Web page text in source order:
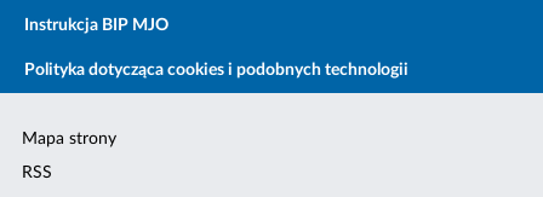
Instrukcja BIP MJO
Polityka dotycząca cookies i podobnych technologii
Mapa strony
RSS